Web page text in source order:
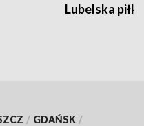
Lubelska piłka
/ GDAŃSK /